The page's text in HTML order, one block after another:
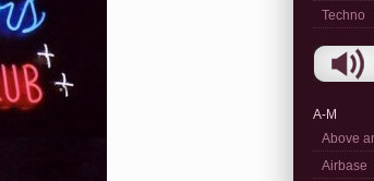
Techno
A-M
Above
Airbase